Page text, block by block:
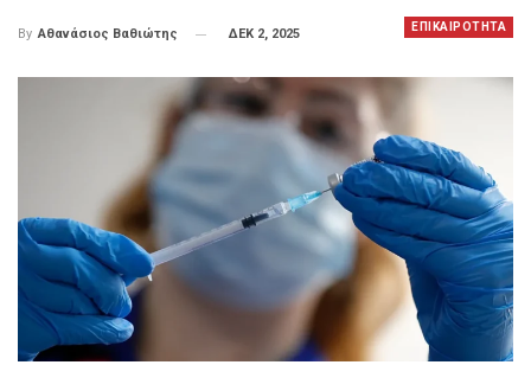
ΕΠΙΚΑΙΡΟΤΗΤΑ
By Αθανάσιος Βαθιώτης ΔΕΚ 2, 2025